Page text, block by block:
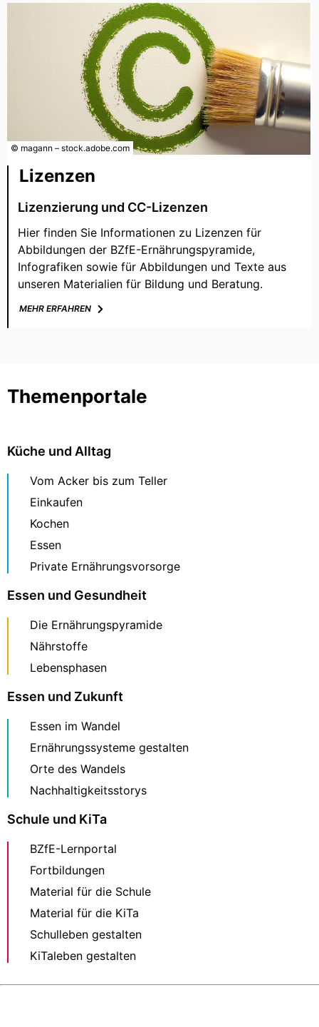
© magann – stock.adobe.com
Lizenzen
Lizenzierung und CC-Lizenzen
Hier finden Sie Informationen zu Lizenzen für
Abbildungen der BZfE-Ernährungspyramide,
Infografiken sowie für Abbildungen und Texte aus
unseren Materialien für Bildung und Beratung.
MEHR ERFAHREN
Themenportale
Küche und Alltag
Vom Acker bis zum Teller
Einkaufen
Kochen
Essen
Private Ernährungsvorsorge
Essen und Gesundheit
Die Ernährungspyramide
Nährstoffe
Lebensphasen
Essen und Zukunft
Essen im Wandel
Ernährungssysteme gestalten
Orte des Wandels
Nachhaltigkeitsstorys
Schule und KiTa
BZfE-Lernportal
Fortbildungen
Material für die Schule
Material für die KiTa
Schulleben gestalten
KiTaleben gestalten